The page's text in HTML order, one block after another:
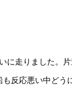
走りました。片
反応悪い中ど